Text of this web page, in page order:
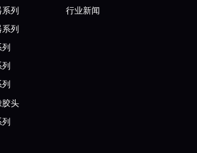
列
列
胶头
列
行业新闻